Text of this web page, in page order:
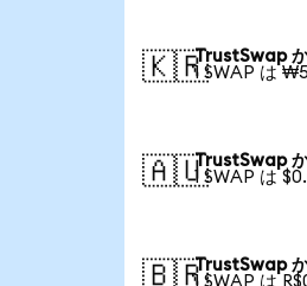
🇰🇷TrustSwap
1 SWAP は
🇦🇺TrustSwap
1 SWAP は
🇧🇷TrustSwap
1 SWAP は